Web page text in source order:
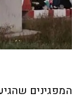
המפגינים